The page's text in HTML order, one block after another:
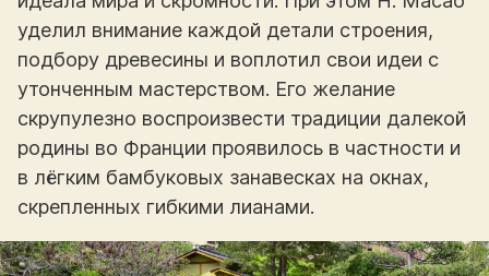
уделил внимание каждой детали строения,
подбору древесины и воплотил свои идеи с
утонченным мастерством. Его желание
скрупулезно воспроизвести традиции далекой
родины во Франции проявилось в частности и
в лёгким бамбуковых занавесках на окнах,
скрепленных гибкими лианами.